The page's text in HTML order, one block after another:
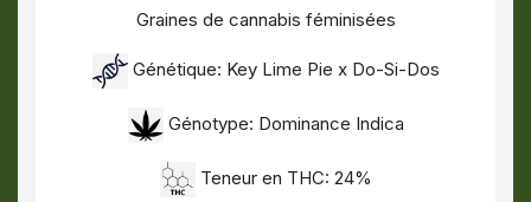
Graines de cannabis féminisées
Génétique: Key Lime Pie x Do-Si-Dos
Génotype: Dominance Indica
Teneur en THC: 24%